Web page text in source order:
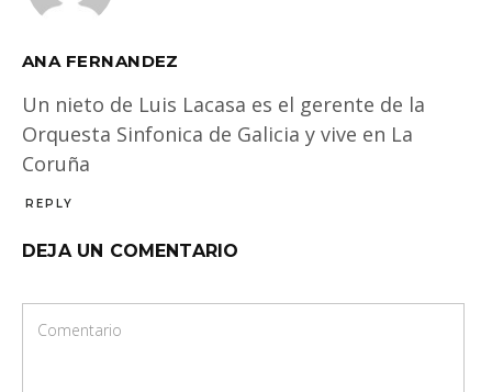
ANA FERNANDEZ
Un nieto de Luis Lacasa es el gerente de la
Orquesta Sinfonica de Galicia y vive en La
Coruña
REPLY
DEJA UN COMENTARIO